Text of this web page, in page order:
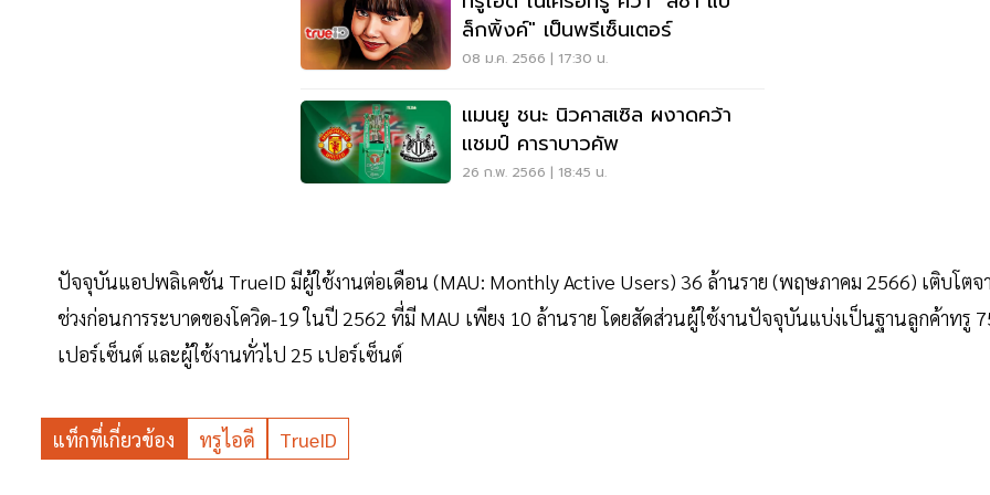
ล็กพิ้งค์" เป็นพรีเซ็นเตอร์
08 ม.ค. 2566 | 17:30 น.
แมนยู ชนะ นิวคาสเซิล ผงาดคว้า
แชมป์ คาราบาวคัพ
26 ก.พ. 2566 | 18:45 น.
ปัจจุบันแอปพลิเคชัน TrueID มีผู้ใช้งานต่อเดือน (MAU: Monthly Active Users) 36 ล้านราย (พฤษภาคม 2566) เติบโตจ
ช่วงก่อนการระบาดของโควิด-19 ในปี 2562 ที่มี MAU เพียง 10 ล้านราย โดยสัดส่วนผู้ใช้งานปัจจุบันแบ่งเป็นฐานลูกค้าทรู
เปอร์เซ็นต์ และผู้ใช้งานทั่วไป 25 เปอร์เซ็นต์
แท็กที่เกี่ยวข้อง ทรูไอดี TrueID